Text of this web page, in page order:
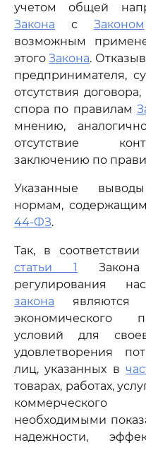
учетом общей
Закона с Законом
возможным
этогоЗакона.
предпринимателя,
отсутствия
спора по правилам
мнению,
отсутствие
заключению по
Указанные
нормам,
44-ФЗ.
Так, в
статьи 1
регулирования
закона являются
экономического
условий для
удовлетворения
лиц, указанных в
товарах, работах,
необходимыми
надежности,